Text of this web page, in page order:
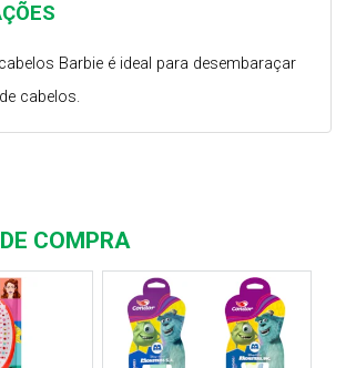
Barbie é ideal para desembaraçar
cabelos.
COMPRA